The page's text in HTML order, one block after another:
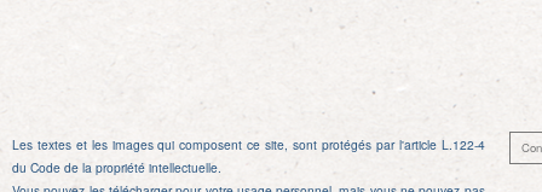
Les textes et les images qui composent ce site, sont protégés par l'article L.122-4
du Code de la propriété intellectuelle.